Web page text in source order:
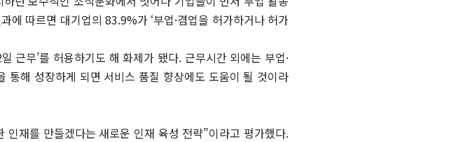
에 따르면 대기업의 83.9%가 ‘부업·겸업을 허가하거나 허가
근무’를 허용하기도 해 화제가 됐다. 근무시간 외에는 부업·
통해 성장하게 되면 서비스 품질 향상에도 도움이 될 것이라
재를 만들겠다는 새로운 인재 육성 전략”이라고 평가했다.